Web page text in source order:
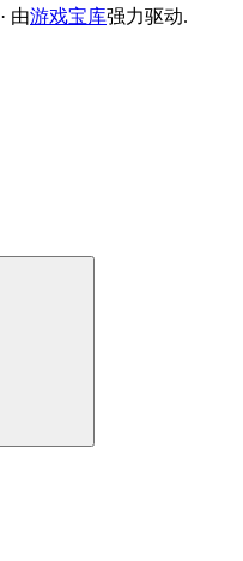
· 由游戏宝库强力驱动.